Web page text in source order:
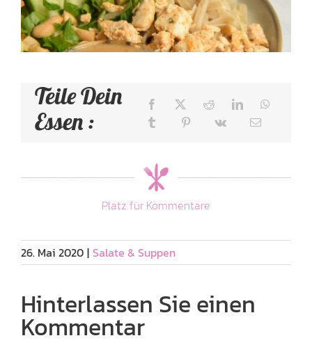
Teile Dein
Essen :
Platz für Kommentare
26. Mai 2020 | Salate & Suppen
Hinterlassen Sie einen
Kommentar